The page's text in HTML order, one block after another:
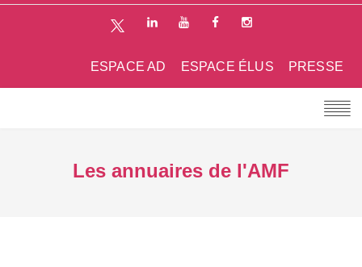
PRESSE
ESPACE ÉLUS
ESPACE AD
Les annuaires de l'AMF